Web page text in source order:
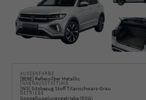
AUSSENFARBE
[8E8E] Reflexsilber Metallic
INNENAUSSTATTUNG
[WS] Sitzbezug Stoff Titanschwarz-Grau
GETRIEBE
Doppelkupplungsgetriebe (DSG)